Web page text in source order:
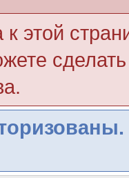
к этой